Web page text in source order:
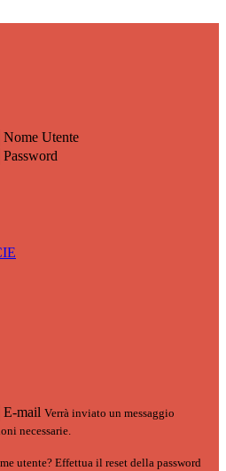
Nome Utente
Password
E-mail Verrà inviato un messaggio
necessarie.
utente? Effettua il reset della password